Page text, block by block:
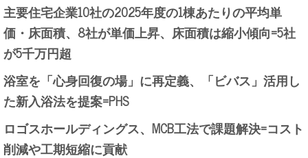
主要住宅企業10社の2025年度の1棟あたりの平均単
価・床面積、8社が単価上昇、床面積は縮小傾向=5社
が5千万円超
浴室を「心身回復の場」に再定義、「ビバス」活用し
た新入浴法を提案=PHS
ロゴスホールディングス、MCB工法で課題解決=コスト
削減や工期短縮に貢献